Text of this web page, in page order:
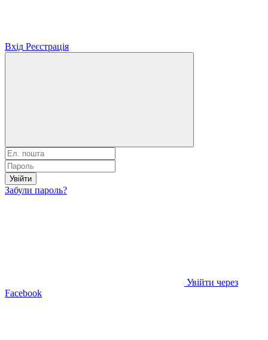
Вхід Реєстрація
Увійти
Забули пароль?
Увійти через
Facebook